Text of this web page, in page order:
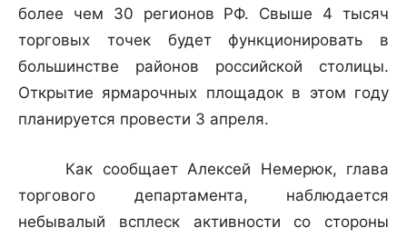
более чем 30 регионов РФ. Свыше 4 тысяч
торговых точек будет функционировать в
большинстве районов российской столицы.
Открытие ярмарочных площадок в этом году
планируется провести 3 апреля.
Как сообщает Алексей Немерюк, глава
торгового департамента, наблюдается
небывалый всплеск активности со стороны